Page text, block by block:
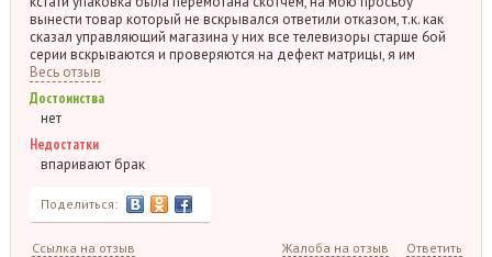
вынести товар который не вскрывался ответили отказом, т.к. как
сказал управляющий магазина у них все телевизоры старше 6ой
серии вскрываются и проверяются на дефект матрицы, я им
Весь отзыв
Достоинства
нет
Недостатки
впаривают брак
Поделиться:
Ссылка на отзыв Жалоба на отзыв Ответить